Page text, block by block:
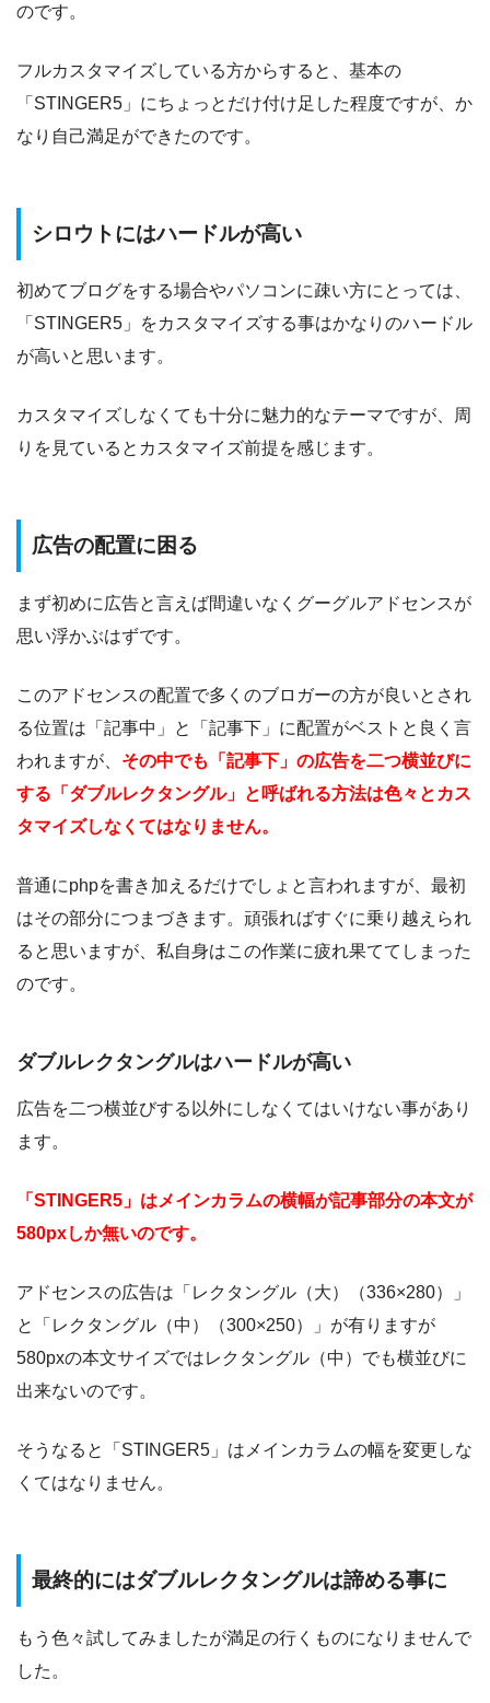
のです。
フルカスタマイズしている方からすると、基本の
「STINGER5」にちょっとだけ付け足した程度ですが、か
なり自己満足ができたのです。
シロウトにはハードルが高い
初めてブログをする場合やパソコンに疎い方にとっては、
「STINGER5」をカスタマイズする事はかなりのハードル
が高いと思います。
カスタマイズしなくても十分に魅力的なテーマですが、周
りを見ているとカスタマイズ前提を感じます。
広告の配置に困る
まず初めに広告と言えば間違いなくグーグルアドセンスが
思い浮かぶはずです。
このアドセンスの配置で多くのブロガーの方が良いとされ
る位置は「記事中」と「記事下」に配置がベストと良く言
われますが、 その中でも「記事下」の広告を二つ横並びに
する「ダブルレクタングル」と呼ばれる方法は色々とカス
タマイズしなくてはなりません。
普通にphpを書き加えるだけでしょと言われますが、最初
はその部分につまづきます。頑張ればすぐに乗り越えられ
ると思いますが、私自身はこの作業に疲れ果ててしまった
のです。
ダブルレクタングルはハードルが高い
広告を二つ横並びする以外にしなくてはいけない事があり
ます。
「STINGER5」はメインカラムの横幅が記事部分の本文が
580pxしか無いのです。
アドセンスの広告は「レクタングル（大）（336×280）」
と「レクタングル（中）（300×250）」が有りますが
580pxの本文サイズではレクタングル（中）でも横並びに
出来ないのです。
そうなると「STINGER5」はメインカラムの幅を変更しな
くてはなりません。
最終的にはダブルレクタングルは諦める事に
もう色々試してみましたが満足の行くものになりませんで
した。